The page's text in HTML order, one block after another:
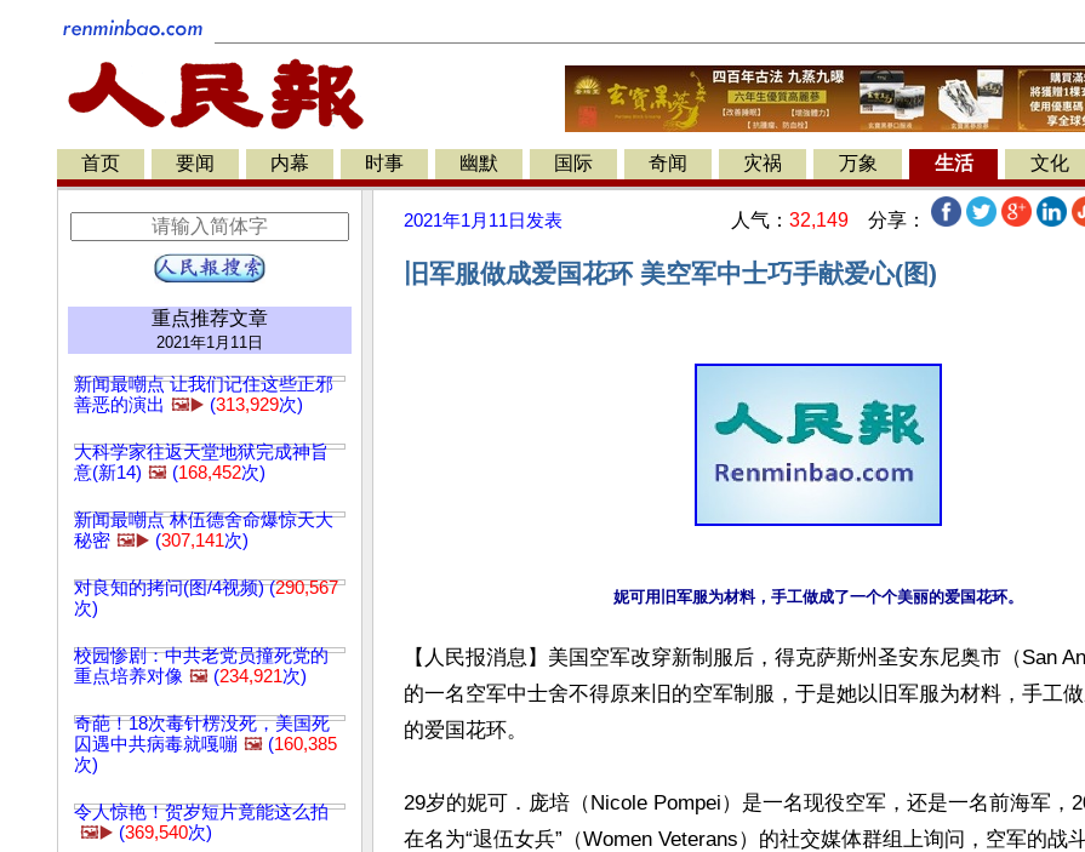
首页 要闻 内幕 时事 幽默 国际 奇闻 灾祸 万象 生活 文化
重点推荐文章
2021年1月11日
新闻最嘲点 让我们记住这些正邪
善恶的演出 🖼️▶️ (313,929次)
大科学家往返天堂地狱完成神旨
意(新14) 🖼️ (168,452次)
新闻最嘲点 林伍德舍命爆惊天大
秘密 🖼️▶️ (307,141次)
对良知的拷问(图/4视频) (290,567
次)
校园惨剧：中共老党员撞死党的
重点培养对像 🖼️ (234,921次)
奇葩！18次毒针楞没死，美国死
囚遇中共病毒就嘎嘣 🖼️ (160,385
次)
令人惊艳！贺岁短片竟能这么拍
🖼️▶️ (369,540次)
2021年1月11日 发表 人气： 32,149 分享：
旧军服做成爱国花环 美空军中士巧手献爱心(图)
【人民报消息】美国空军改穿新制服后，得克萨斯州圣安东尼奥市（San
的一名空军中士舍不得原来旧的空军制服，于是她以旧军服为材料，手工
的爱国花环。
29岁的妮可．庞培（Nicole Pompei）是一名现役空军，还是一名前海军，
在名为“退伍女兵”（Women Veterans）的社交媒体群组上询问，空军的战